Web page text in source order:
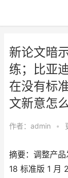
新论文暗
练；比亚
在没有标
文新意怎
作者： admin •
摘要：调整产
18 标准版 1 月